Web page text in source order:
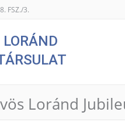
FSZ./3.
LORÁND
Loránd